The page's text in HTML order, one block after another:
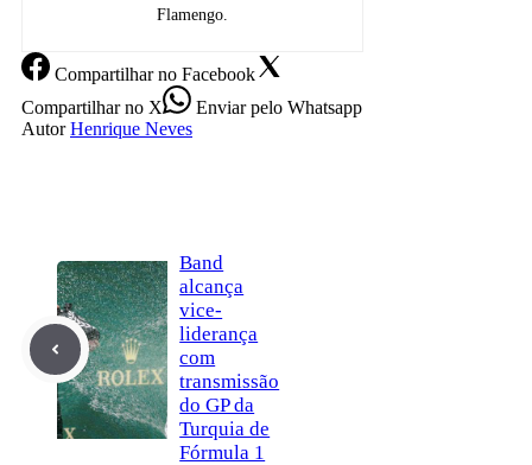
Flamengo.
Compartilharno Facebook
Compartilharno X Enviarpelo Whatsapp
Autor Henrique Neves
Band
alcança
vice-
liderança
com
transmissão
do GP da
Turquia de
Fórmula 1